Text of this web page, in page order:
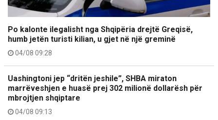
Po kalonte ilegalisht nga Shqipëria drejtë Greqisë,
humb jetën turisti kilian, u gjet në një greminë
04/08 09:28
Uashingtoni jep “dritën jeshile”, SHBA miraton
marrëveshjen e huasë prej 302 milionë dollarësh për
mbrojtjen shqiptare
04/08 09:13